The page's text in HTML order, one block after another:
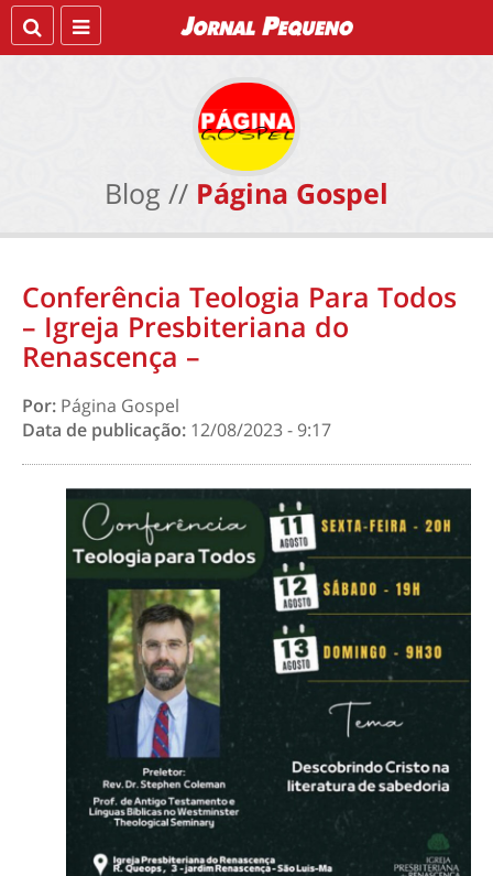
Blog // Página Gospel
Conferência Teologia Para Todos
– Igreja Presbiteriana do
Renascença –
Por: Página Gospel
Data de publicação: 12/08/2023 - 9:17